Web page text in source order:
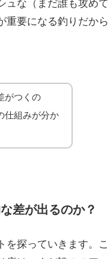
大きな差が生まれるの
つくの